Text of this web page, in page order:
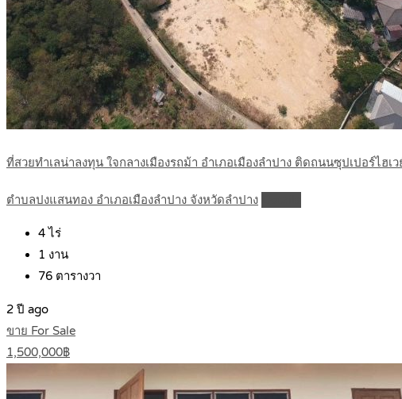
ที่สวยทำเลน่าลงทุน ใจกลางเมืองรถม้า อำเภอเมืองลำปาง ติดถนนซุปเปอร์ไฮเ
ตำบลปงแสนทอง อำเภอเมืองลำปาง จังหวัดลำปาง
4ไร่
1 งาน
76 ตารางวา
2 ปี ago
ขาย For Sale
1,500,000฿